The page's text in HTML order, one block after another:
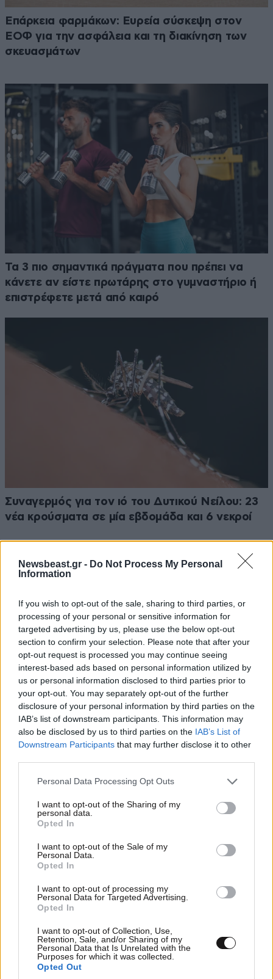
Newsbeast.gr - Do Not Process My Personal
Information
If you wish to opt-out of the sale, sharing to third parties, or
processing of your personal or sensitive information for
targeted advertising by us, please use the below opt-out
section to confirm your selection. Please note that after your
opt-out request is processed you may continue seeing
interest-based ads based on personal information utilized by
us or personal information disclosed to third parties prior to
your opt-out. You may separately opt-out of the further
disclosure of your personal information by third parties on the
IAB’s list of downstream participants. This information may
also be disclosed by us to third parties on the IAB’s List of
Downstream Participants that may further disclose it to other
Please note that this website/app uses one or more Google
not limited to your visit or usage behaviour. You may click to
grant or deny consent to Google and its third-party tags to
use your data for below specified purposes in below Google
consent section.
Personal Data Processing Opt Outs
I want to opt-out of the Sharing of my
personal data.
Opted In
I want to opt-out of the Sale of my
Personal Data.
Opted In
I want to opt-out of processing my
Personal Data for Targeted Advertising.
Opted In
I want to opt-out of Collection, Use,
Retention, Sale, and/or Sharing of my
Personal Data that Is Unrelated with the
Purposes for which it was collected.
Opted Out
Επάρκεια φαρμάκων: Ευρεία σύσκεψη στον
ΕΟΦ για την ασφάλεια και τη διακίνηση των
σκευασμάτων
Τα 3 πιο σημαντικά πράγματα που πρέπει να
κάνετε αν είστε πρωτάρης στο γυμναστήριο ή
επιστρέφετε μετά από καιρό
Συναγερμός για τον ιό του Δυτικού Νείλου: 23
νέα κρούσματα σε μία εβδομάδα και 6 νεκροί
και μάθετε πρώτοι όλες τις ειδήσεις
ΠΡΟΣΘΕΣΤΕ ΤΟ ΣΧΟΛΙΟ ΣΑΣ